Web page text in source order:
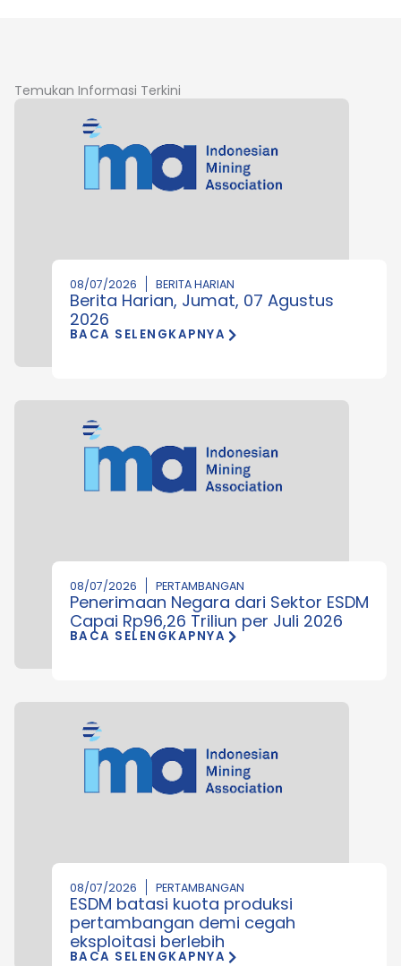
Temukan Informasi Terkini
08/07/2026 BERITA HARIAN
Berita Harian, Jumat, 07 Agustus
2026
BACA SELENGKAPNYA
08/07/2026 PERTAMBANGAN
Penerimaan Negara dari Sektor ESDM
Capai Rp96,26 Triliun per Juli 2026
BACA SELENGKAPNYA
08/07/2026 PERTAMBANGAN
ESDM batasi kuota produksi
pertambangan demi cegah
eksploitasi berlebih
BACA SELENGKAPNYA